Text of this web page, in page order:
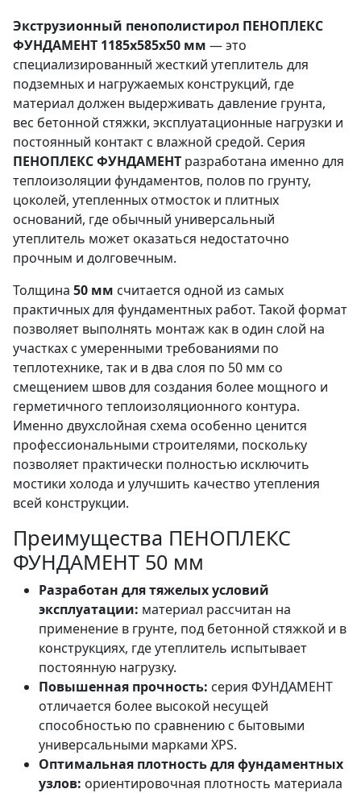
Экструзионный пенополистирол ПЕНОПЛЕКС
ФУНДАМЕНТ 1185x585x50 мм — это
специализированный жесткий утеплитель для
подземных и нагружаемых конструкций, где
материал должен выдерживать давление грунта,
вес бетонной стяжки, эксплуатационные нагрузки и
постоянный контакт с влажной средой. Серия
ПЕНОПЛЕКС ФУНДАМЕНТ разработана именно для
теплоизоляции фундаментов, полов по грунту,
цоколей, утепленных отмосток и плитных
оснований, где обычный универсальный
утеплитель может оказаться недостаточно
прочным и долговечным.
Толщина 50 мм считается одной из самых
практичных для фундаментных работ. Такой формат
позволяет выполнять монтаж как в один слой на
участках с умеренными требованиями по
теплотехнике, так и в два слоя по 50 мм со
смещением швов для создания более мощного и
герметичного теплоизоляционного контура.
Именно двухслойная схема особенно ценится
профессиональными строителями, поскольку
позволяет практически полностью исключить
мостики холода и улучшить качество утепления
всей конструкции.
Преимущества ПЕНОПЛЕКС
ФУНДАМЕНТ 50 мм
Разработан для тяжелых условий
эксплуатации: материал рассчитан на
применение в грунте, под бетонной стяжкой и в
конструкциях, где утеплитель испытывает
постоянную нагрузку.
Повышенная прочность: серия ФУНДАМЕНТ
отличается более высокой несущей
способностью по сравнению с бытовыми
универсальными марками XPS.
Оптимальная плотность для фундаментных
узлов: ориентировочная плотность материала